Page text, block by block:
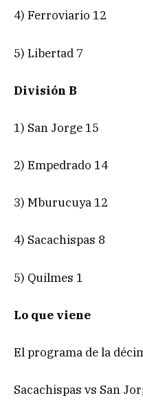
4) Ferroviario 12
5) Libertad 7
División B
1) San Jorge 15
2) Empedrado 14
3) Mburucuya 12
4) Sacachispas 8
5) Quilmes 1
Lo que viene
El programa de la
Sacachispas vs San